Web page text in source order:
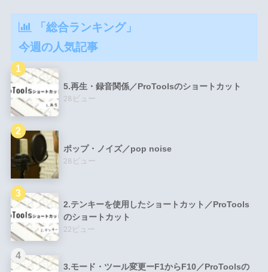
「総合ランキング」
今週の人気記事
5.再生・録音関係／ProToolsのショートカット
28ビュー
ポップ・ノイズ／pop noise
28ビュー
2.テンキーを使用したショートカット／ProTools
のショートカット
22ビュー
3.モード・ツール変更ーF1からF10／ProToolsの